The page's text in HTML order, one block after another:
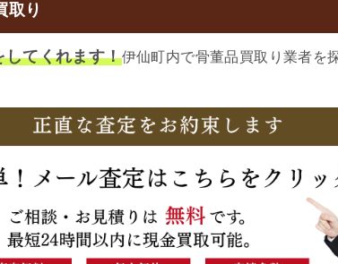
取り
してくれます！伊仙町内で骨董品買取り業者を